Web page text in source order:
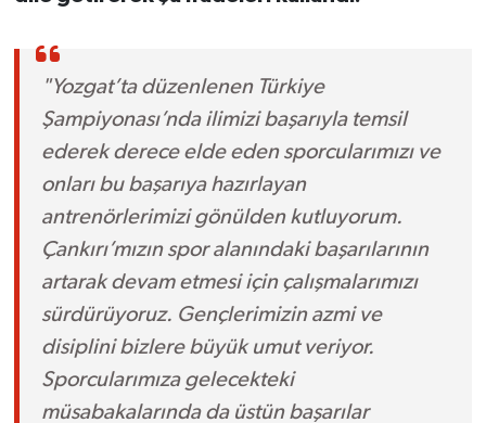
"Yozgat’ta düzenlenen Türkiye
Şampiyonası’nda ilimizi başarıyla temsil
ederek derece elde eden sporcularımızı ve
onları bu başarıya hazırlayan
antrenörlerimizi gönülden kutluyorum.
Çankırı’mızın spor alanındaki başarılarının
artarak devam etmesi için çalışmalarımızı
sürdürüyoruz. Gençlerimizin azmi ve
disiplini bizlere büyük umut veriyor.
Sporcularımıza gelecekteki
müsabakalarında da üstün başarılar